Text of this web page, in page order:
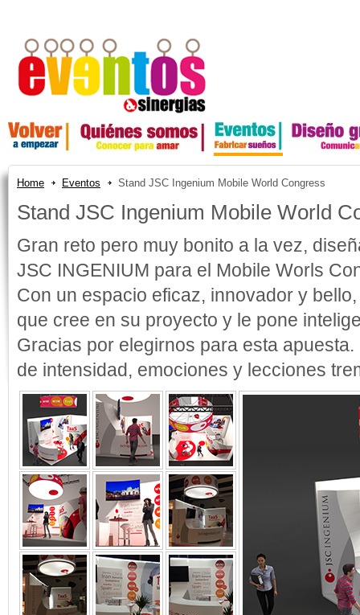
Home Eventos Stand JSC Ingenium Mobile World Congress
Stand JSC Ingenium Mobile World
Gran reto pero muy bonito a la vez,
JSC INGENIUM para el Mobile Worls
Con un espacio eficaz, innovador y
que cree en su proyecto y le pone
Gracias por elegirnos para esta apuesta.
de intensidad, emociones y lecciones